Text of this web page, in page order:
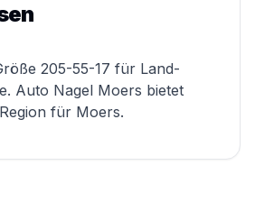
205-55-17 für Land-
Auto Nagel Moers bietet
für Moers.